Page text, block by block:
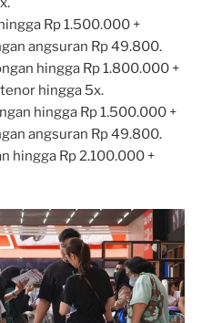
Rp 1.500.000 +
angsuran Rp 49.800.
hingga Rp 1.800.000 +
hingga 5x.
hingga Rp 1.500.000 +
angsuran Rp 49.800.
hingga Rp 2.100.000 +